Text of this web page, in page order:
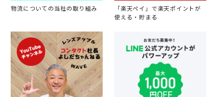
物流についての当社の取り組み
「楽天ペイ」で楽天ポイントが
使える・貯まる